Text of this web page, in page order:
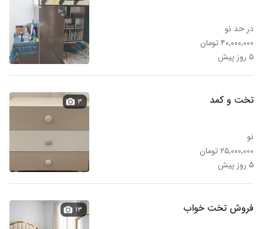
در حد نو
۴۰,۰۰۰,۰۰۰ تومان
۵ روز پیش
تخت و کمد
نو
۲۵,۰۰۰,۰۰۰ تومان
۵ روز پیش
۳
فروش تخت خواب ۱۳